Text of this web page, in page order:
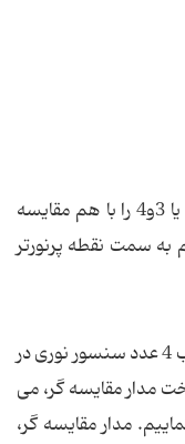
اگر بتوانیم به نحوی روشنایی نقاط 1و2و یا 3و4 را با هم مقایسه
به سمت نقطه پرنورتر
روش مناسب برای انجام این مقایسه، نصب 4 عدد سنسور نوری در
ساخت مدار مقایسه گر، می
مدار مقایسه گر،